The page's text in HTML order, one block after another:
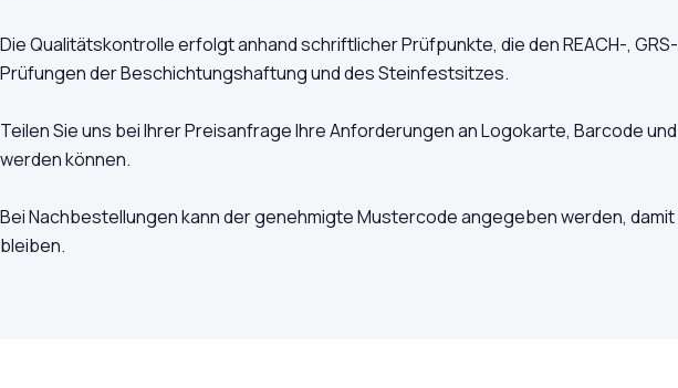
Die Qualitätskontrolle erfolgt anhand schriftlicher Prüfpunkte, die den REACH-,
Prüfungen der Beschichtungshaftung und des Steinfestsitzes.
Teilen Sie uns bei Ihrer Preisanfrage Ihre Anforderungen an Logokarte, Barcode
werden können.
Bei Nachbestellungen kann der genehmigte Mustercode angegeben werden,
bleiben.